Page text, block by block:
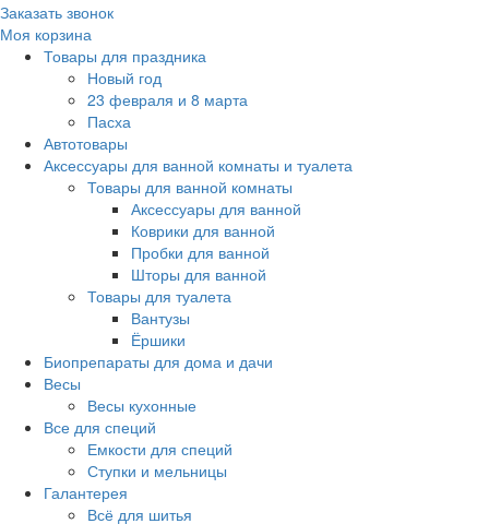
Заказать звонок
Моя корзина
Товары для праздника
Новый год
23 февраля и 8 марта
Пасха
Автотовары
Аксессуары для ванной комнаты и туалета
Товары для ванной комнаты
Аксессуары для ванной
Коврики для ванной
Пробки для ванной
Шторы для ванной
Товары для туалета
Вантузы
Ёршики
Биопрепараты для дома и дачи
Весы
Весы кухонные
Все для специй
Емкости для специй
Ступки и мельницы
Галантерея
Всё для шитья